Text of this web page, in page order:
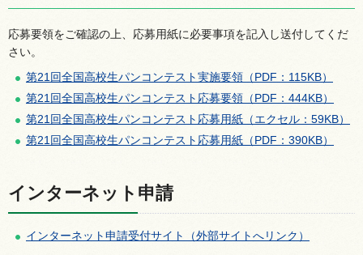
応募要領をご確認の上、応募用紙に必要事項を記入し送付してくだ
さい。
第21回全国高校生パンコンテスト実施要領（PDF：115KB）
第21回全国高校生パンコンテスト応募要領（PDF：444KB）
第21回全国高校生パンコンテスト応募用紙（エクセル：59KB）
第21回全国高校生パンコンテスト応募用紙（PDF：390KB）
インターネット申請
インターネット申請受付サイト（外部サイトへリンク）